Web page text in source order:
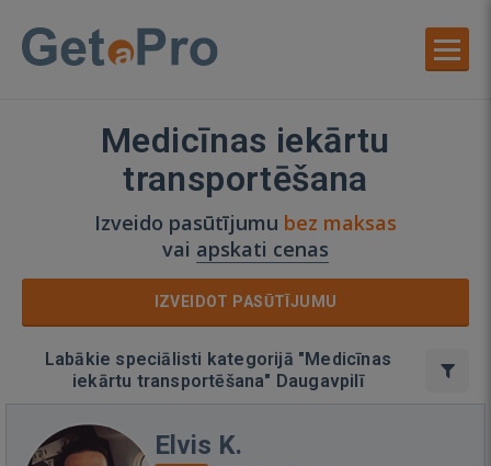
Medicīnas iekārtu
transportēšana
Izveido pasūtījumu bez maksas
vai apskati cenas
IZVEIDOT PASŪTĪJUMU
Labākie speciālisti kategorijā "Medicīnas
iekārtu transportēšana" Daugavpilī
Elvis K.